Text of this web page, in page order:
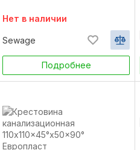
Нет в наличии
Sewage
Подробнее